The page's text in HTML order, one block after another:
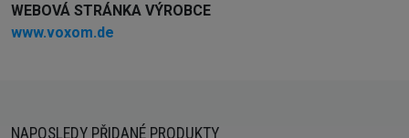
WEBOVÁ STRÁNKA VÝROBCE
www.voxom.de
NAPOSLEDY PŘIDANÉ PRODUKTY